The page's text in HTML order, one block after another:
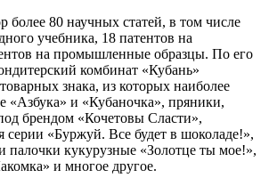
более 80 научных статей, в том числе
учебника, 18 патентов на
на промышленные образцы. По его
комбинат «Кубань»
знака, из которых наиболее
«Азбука» и «Кубаночка», пряники,
брендом «Кочетовы Сласти»,
серии «Буржуй. Все будет в шоколаде!»,
палочки кукурузные «Золотце ты мое!»,
и многое другое.